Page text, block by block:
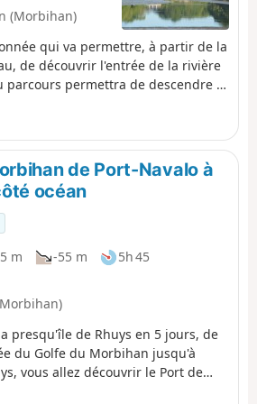
(Morbihan)
qui va permettre, à partir de la
de découvrir l'entrée de la rivière
parcours permettra de descendre la
de Port-Navalo à
océan
m -55 m
5h 45
presqu'île de Rhuys en 5 jours, de
du Golfe du Morbihan jusqu'à
vous allez découvrir le Port de